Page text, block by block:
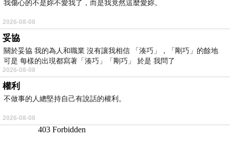
我傷心的不是妳不愛我了，而是我竟然這麼愛妳。
2026-08-08
妥協
關於妥協 我的為人和職業 沒有讓我相信 「湊巧」，「剛巧」的餘地
可是 每樣的出現都寫著「湊巧」「剛巧」 於是 我問了
2026-08-08
權利
不做事的人總堅持自己有說話的權利。
2026-08-08